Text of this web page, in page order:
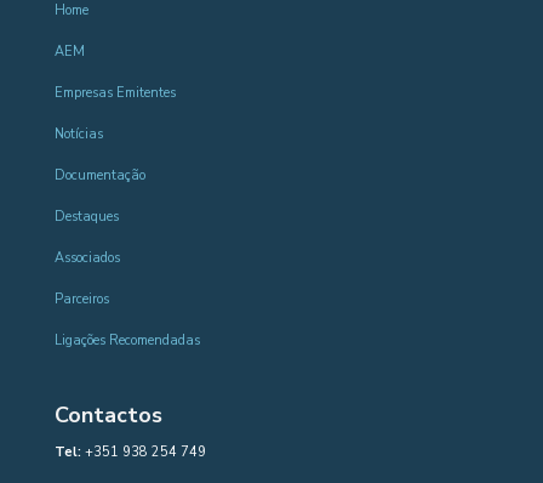
Home
AEM
Empresas Emitentes
Notícias
Documentação
Destaques
Associados
Parceiros
Ligações Recomendadas
Contactos
Tel:+351 938 254 749